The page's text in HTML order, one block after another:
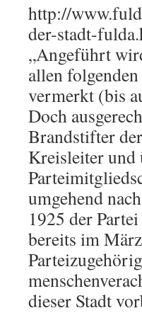
http://
der-stadt-
„Angeführt
allen
vermerkt (bis
Doch
Brandstifter
Kreisleiter und
umgehend
1925 der
bereits im
dieser Stadt